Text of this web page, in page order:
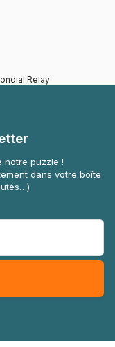
Relay
notre puzzle !
dans votre boîte